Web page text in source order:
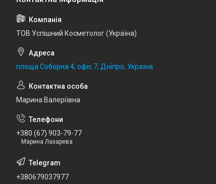
ТОВ Успішний Косметолог (Україна)
площа Соборна 4, офіс 7, Дніпро, Україна
Марина Валеріївна
+380 (67) 903-79-77
Марина Лазарева
+380679037977